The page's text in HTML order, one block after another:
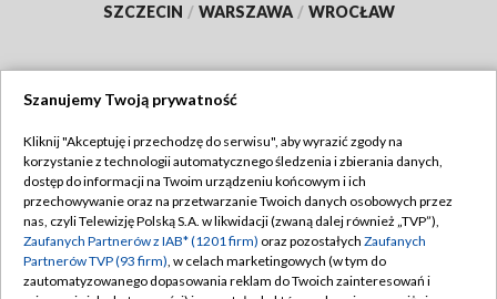
SZCZECIN / WARSZAWA / WROCŁAW
TVP
Abonament TVP
Emisja w TVP
Centrum informacji TVP
Regulamin TVP
Polityka prywatności
Moje zgody
Szanujemy Twoją prywatność
Kliknij "Akceptuję i przechodzę do serwisu", aby wyrazić zgody na
korzystanie z technologii automatycznego śledzenia i zbierania danych,
dostęp do informacji na Twoim urządzeniu końcowym i ich
przechowywanie oraz na przetwarzanie Twoich danych osobowych przez
nas, czyli Telewizję Polską S.A. w likwidacji (zwaną dalej również „TVP”),
Zaufanych Partnerów z IAB* (1201 firm) oraz pozostałych Zaufanych
Partnerów TVP (93 firm), w celach marketingowych (w tym do
zautomatyzowanego dopasowania reklam do Twoich zainteresowań i